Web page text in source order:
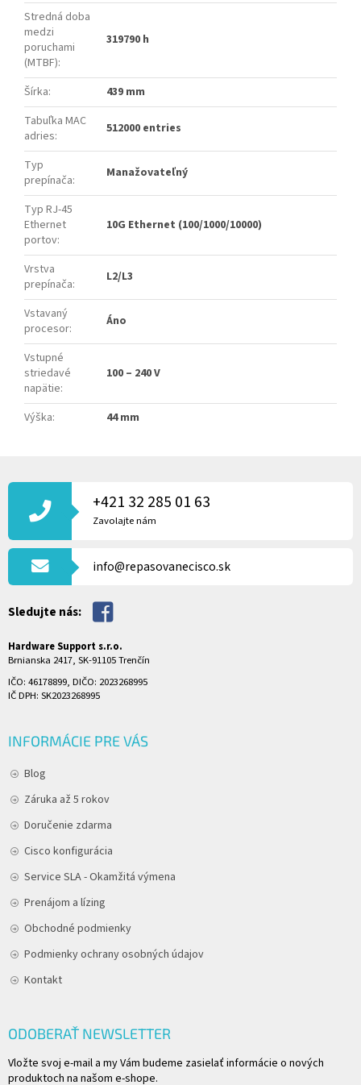
Stredná doba
medzi
poruchami
(MTBF):
319790 h
Šírka:
439 mm
Tabuľka MAC
adries: 512000 entries
Typ
prepínača: Manažovateľný
Typ RJ-45
Ethernet
portov:
10G Ethernet (100/1000/10000)
Vrstva
prepínača: L2/L3
Vstavaný
procesor: Áno
Vstupné
striedavé
napätie:
100 – 240 V
Výška: 44 mm
Á
T
+421 32 285 01 63
Zavolajte nám
info@repasovanecisco.sk
Sledujte nás:
Hardware Support s.r.o.
Brnianska 2417, SK-91105 Trenčín
IČO: 46178899, DIČO: 2023268995
IČ DPH: SK2023268995
INFORMÁCIE PRE VÁS
Blog
Záruka až 5 rokov
Doručenie zdarma
Cisco konfigurácia
Service SLA - Okamžitá výmena
Prenájom a lízing
Obchodné podmienky
Podmienky ochrany osobných údajov
Kontakt
ODOBERAŤ NEWSLETTER
Vložte svoj e-mail a my Vám budeme zasielať informácie o nových
produktoch na našom e-shope.